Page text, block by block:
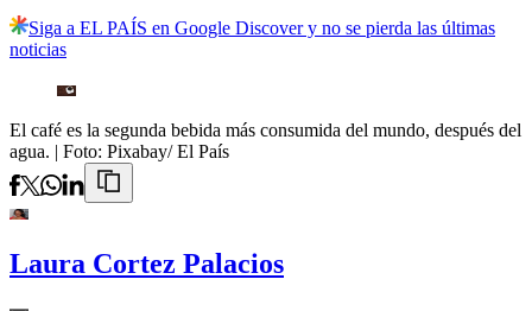
Siga a EL PAÍS en Google Discover y no se pierda las últimas
noticias
El café es la segunda bebida más consumida del mundo, después del
agua. | Foto: Pixabay/ El País
Laura Cortez Palacios